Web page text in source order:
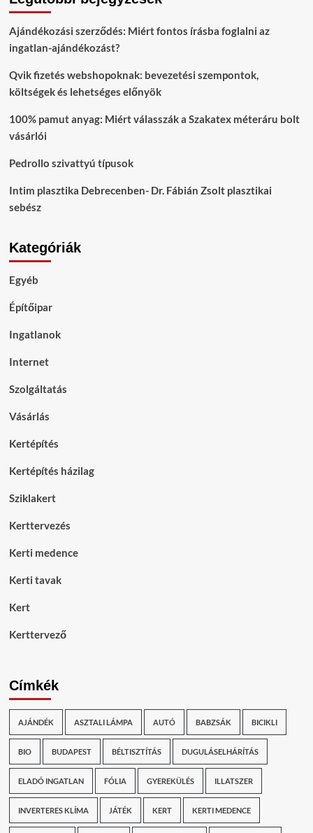
Ajándékozási szerződés: Miért fontos írásba foglalni az
ingatlan-ajándékozást?
Qvik fizetés webshopoknak: bevezetési szempontok,
költségek és lehetséges előnyök
100% pamut anyag: Miért válasszák a Szakatex méteráru bolt
vásárlói
Pedrollo szivattyú típusok
Intim plasztika Debrecenben- Dr. Fábián Zsolt plasztikai
sebész
Kategóriák
Egyéb
Építőipar
Ingatlanok
Internet
Szolgáltatás
Vásárlás
Kertépítés
Kertépítés házilag
Sziklakert
Kerttervezés
Kerti medence
Kerti tavak
Kert
Kerttervező
Címkék
AJÁNDÉK ASZTALI LÁMPA AUTÓ BABZSÁK BICIKLI
BIO BUDAPEST BÉLTISZTÍTÁS DUGULÁSELHÁRÍTÁS
ELADÓ INGATLAN FÓLIA GYEREKÜLÉS ILLATSZER
INVERTERES KLÍMA JÁTÉK KERT KERTI MEDENCE